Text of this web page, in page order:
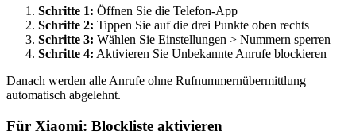
Schritte 1: Öffnen Sie die Telefon-App
Schritte 2: Tippen Sie auf die drei Punkte oben rechts
Schritte 3: Wählen Sie Einstellungen > Nummern sperren
Schritte 4: Aktivieren Sie Unbekannte Anrufe blockieren
Danach werden alle Anrufe ohne Rufnummernübermittlung
automatisch abgelehnt.
Für Xiaomi: Blockliste aktivieren